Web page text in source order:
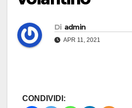
Di admin
APR 11, 2021
CONDIVIDI: